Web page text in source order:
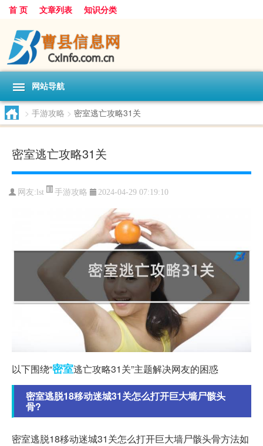
首 页 文章列表 知识分类
网站导航
> 手游攻略 > 密室逃亡攻略31关
密室逃亡攻略31关
网友: lst 手游攻略 2024-04-29 07:19:10
以下围绕“密室逃亡攻略31关”主题解决网友的困惑
密室逃脱18移动迷城31关怎么打开巨大墙尸骸头
骨?
密室逃脱18移动迷城31关怎么打开巨大墙尸骸头骨方法如